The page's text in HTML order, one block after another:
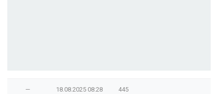
— 18.08.2025 08:28 445